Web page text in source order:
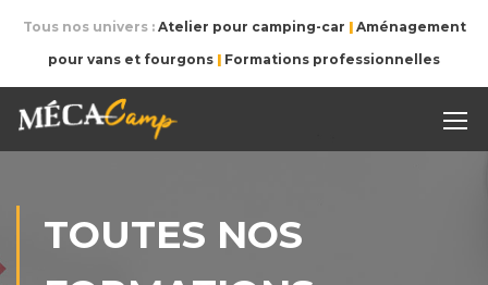
Tous nos univers : Atelier pour camping-car | Aménagement
pour vans et fourgons | Formations professionnelles
TOUTES NOS